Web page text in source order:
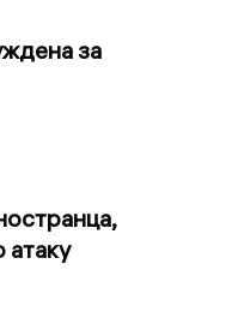
за
атаку